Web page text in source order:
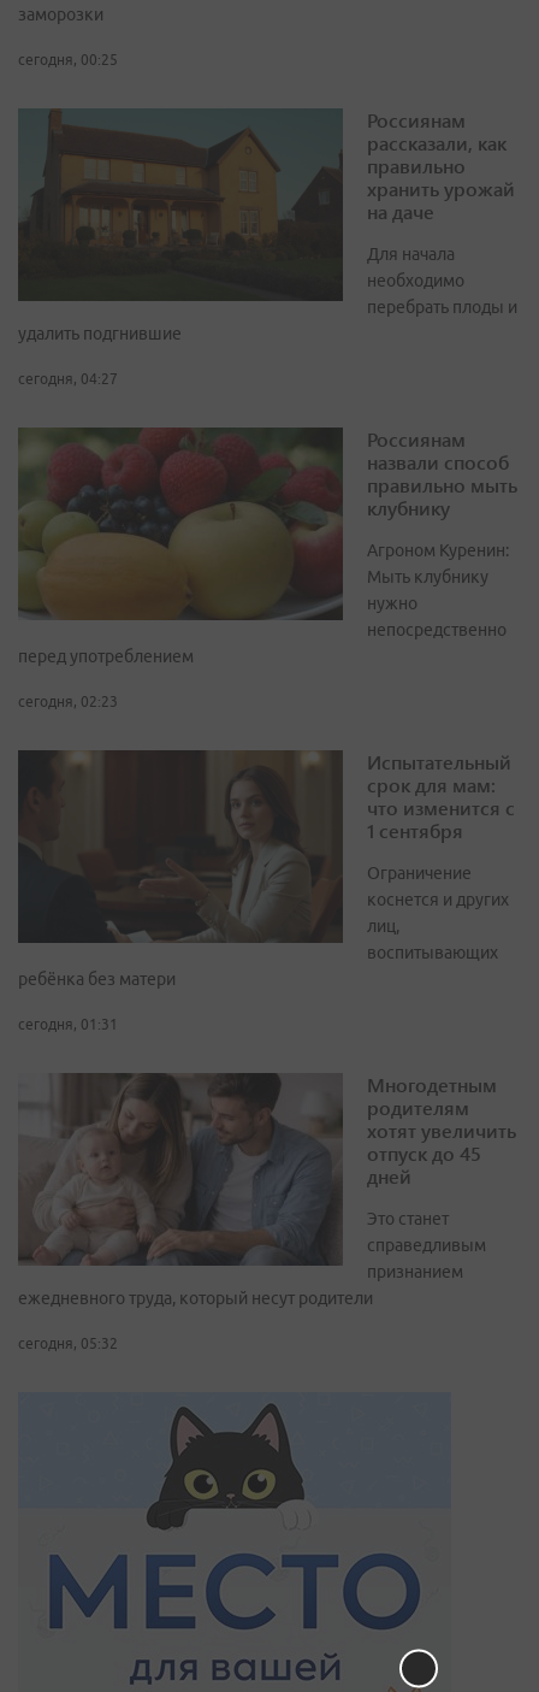
заморозки
сегодня, 00:25
Россиянам
рассказали, как
правильно
хранить урожай
на даче
Для начала
необходимо
перебрать плоды и
удалить подгнившие
сегодня, 04:27
Россиянам
назвали способ
правильно мыть
клубнику
Агроном Куренин:
Мыть клубнику
нужно
непосредственно
перед употреблением
сегодня, 02:23
Испытательный
срок для мам:
что изменится с
1 сентября
Ограничение
коснется и других
лиц,
воспитывающих
ребёнка без матери
сегодня, 01:31
Многодетным
родителям
хотят увеличить
отпуск до 45
дней
Это станет
справедливым
признанием
ежедневного труда, который несут родители
сегодня, 05:32